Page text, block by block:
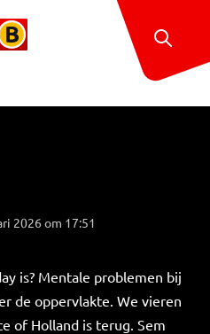
2026 om 17:51
is? Mentale problemen bij
de oppervlakte. We vieren
of Holland is terug. Sem